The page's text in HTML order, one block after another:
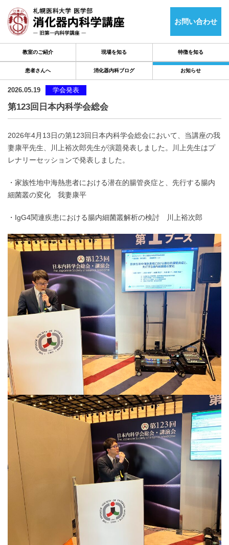
教室のご紹介 現場を知る 特徴を知る
患者さんへ 消化器内科ブログ お知らせ
お問い合わせ
2026.05.19 学会発表
第123回日本内科学会総会
2026年4月13日の第123回日本内科学会総会において、当講座の我
妻康平先生、川上裕次郎先生が演題発表しました。川上先生はプ
レナリーセッションで発表しました。
・家族性地中海熱患者における潜在的腸管炎症と、先行する腸内
細菌叢の変化 我妻康平
・IgG4関連疾患における腸内細菌叢解析の検討 川上裕次郎